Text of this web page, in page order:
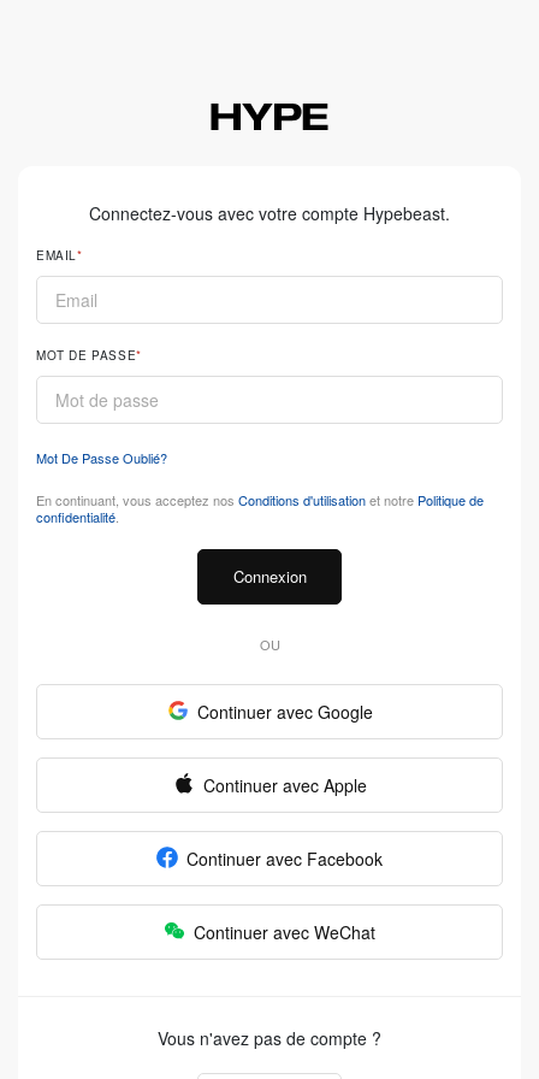
Connectez-vous avec votre compte Hypebeast.
EMAIL
MOT DE PASSE
Mot De Passe Oublié?
En continuant, vous acceptez nos Conditions d'utilisationet notre Politique de
confidentialité
Connexion
OU
Continuer avec Google
Continuer avec Apple
Continuer avec Facebook
Continuer avec WeChat
Vous n'avez pas de compte ?